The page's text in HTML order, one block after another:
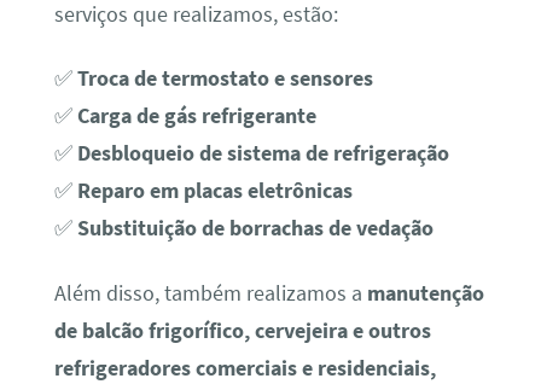
serviços que realizamos, estão:
✅Troca de termostato e sensores
✅Carga de gás refrigerante
✅ Desbloqueio de sistema de refrigeração
✅ Reparo em placas eletrônicas
✅ Substituição de borrachas de vedação
Além disso, também realizamos a manutenção
de balcão frigorífico, cervejeira e outros
refrigeradores comerciais e residenciais,